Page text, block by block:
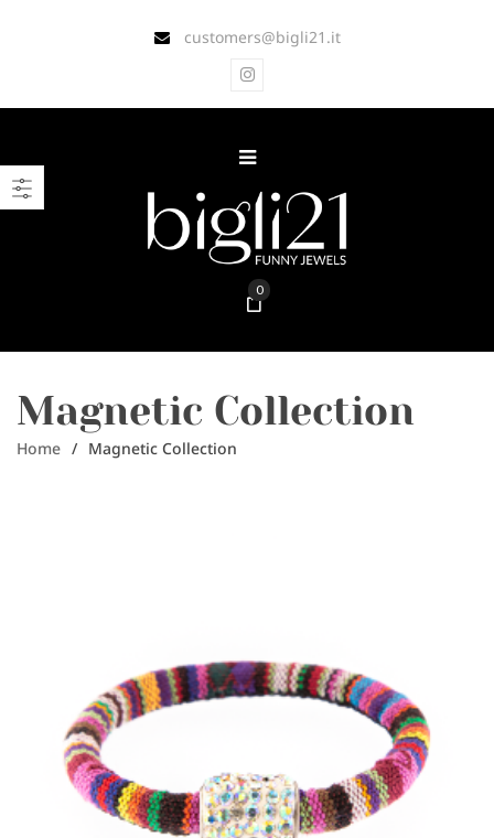
customers@bigli21.it
0
Magnetic Collection
Home / Magnetic Collection